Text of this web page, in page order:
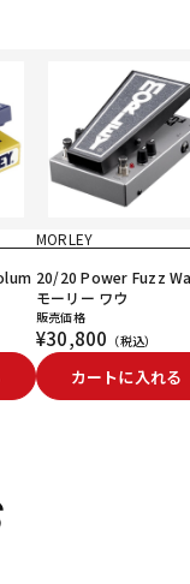
MORLEY
20/20 Power Fuzz
モーリー ワウ
販売価格
¥30,800 （税込）
カートに入れる